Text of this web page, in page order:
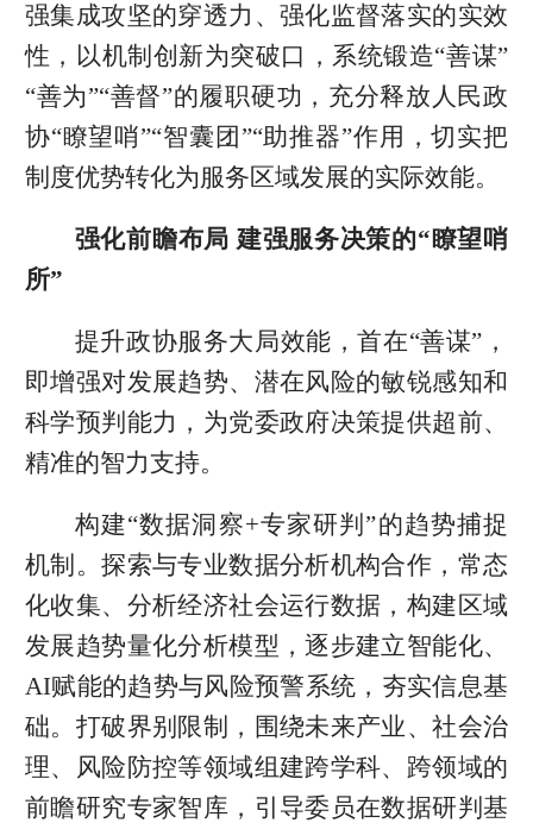
强集成攻坚的穿透力、强化监督落实的实效
性，以机制创新为突破口，系统锻造“善谋”
“善为”“善督”的履职硬功，充分释放人民政
协“瞭望哨”“智囊团”“助推器”作用，切实把
制度优势转化为服务区域发展的实际效能。
强化前瞻布局 建强服务决策的“瞭望哨
所”
提升政协服务大局效能，首在“善谋”，
即增强对发展趋势、潜在风险的敏锐感知和
科学预判能力，为党委政府决策提供超前、
精准的智力支持。
构建“数据洞察+专家研判”的趋势捕捉
机制。探索与专业数据分析机构合作，常态
化收集、分析经济社会运行数据，构建区域
发展趋势量化分析模型，逐步建立智能化、
AI赋能的趋势与风险预警系统，夯实信息基
础。打破界别限制，围绕未来产业、社会治
理、风险防控等领域组建跨学科、跨领域的
前瞻研究专家智库，引导委员在数据研判基